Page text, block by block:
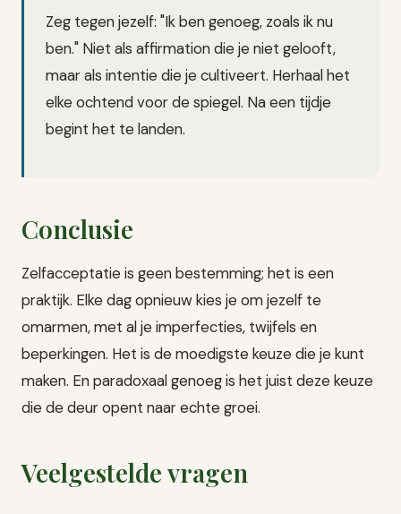
Zeg tegen jezelf: "Ik ben genoeg, zoals ik nu
ben." Niet als affirmation die je niet gelooft,
maar als intentie die je cultiveert. Herhaal het
elke ochtend voor de spiegel. Na een tijdje
begint het te landen.
Conclusie
Zelfacceptatie is geen bestemming; het is een
praktijk. Elke dag opnieuw kies je om jezelf te
omarmen, met al je imperfecties, twijfels en
beperkingen. Het is de moedigste keuze die je kunt
maken. En paradoxaal genoeg is het juist deze keuze
die de deur opent naar echte groei.
Veelgestelde vragen